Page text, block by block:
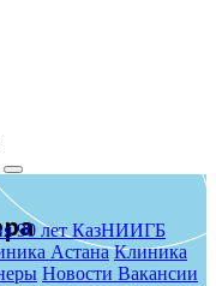
90 лет КазНИИГБ
Астана Клиника
Новости Вакансии